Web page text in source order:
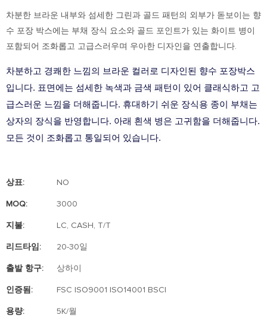
차분한 브라운 내부와 섬세한 그린과 골드 패턴의 외부가 돋보이는 향
수 포장 박스에는 부채 장식 요소와 골드 포인트가 있는 화이트 병이
포함되어 조화롭고 고급스러우며 우아한 디자인을 연출합니다.
차분하고 경쾌한 느낌의 브라운 컬러로 디자인된 향수 포장박스
입니다. 표면에는 섬세한 녹색과 금색 패턴이 있어 클래식하고 고
급스러운 느낌을 더해줍니다. 휴대하기 쉬운 장식용 종이 부채는
상자의 장식을 반영합니다. 아래 흰색 병은 고귀함을 더해줍니다.
모든 것이 조화롭고 통일되어 있습니다.
상표: NO
MOQ: 3000
지불: LC, CASH, T/T
리드타임: 20-30일
출발 항구: 상하이
인증됨: FSC ISO9001 ISO14001 BSCI
용량: 5K/월